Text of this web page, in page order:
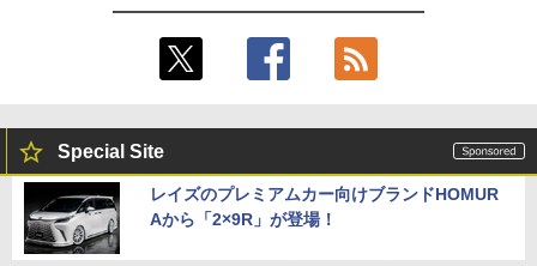
Special Site
レイズのプレミアムカー向けブランドHOMUR
Aから「2×9R」が登場！